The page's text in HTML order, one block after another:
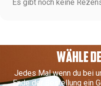
Es gibt noch keine
WÄHLE
Jedes Mal wenn du bei
Ende der Bestellung ein